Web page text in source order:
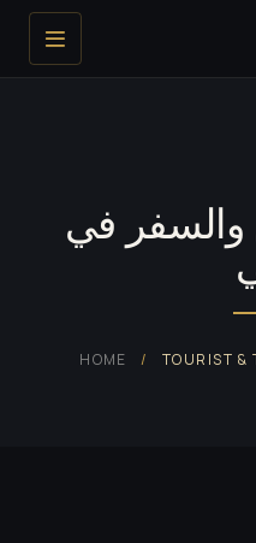
والسفر في
HOME / TOURIST &